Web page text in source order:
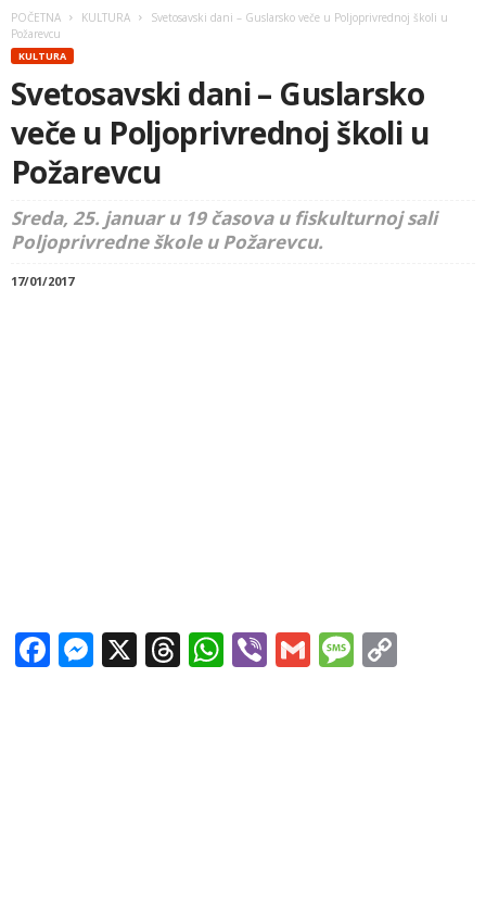
POČETNA KULTURA
Svetosavski dani – Guslarsko veče u Poljoprivrednoj školi u
Požarevcu
KULTURA
Svetosavski dani – Guslarsko
veče u Poljoprivrednoj školi u
Požarevcu
Sreda, 25. januar u 19 časova u fiskulturnoj sali
Poljoprivredne škole u Požarevcu.
17/01/2017
Facebook
Messenger
X Threads
WhatsApp
ViberGmail